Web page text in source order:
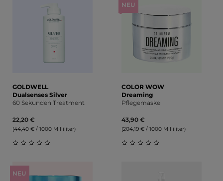
GOLDWELL
Dualsenses Silver
60 Sekunden Treatment
22,20 €
(44,40 € / 1000 Milliliter)
NEU
COLOR WOW
Dreaming
Pflegemaske
43,90 €
(204,19 € / 1000 Milliliter)
NEU